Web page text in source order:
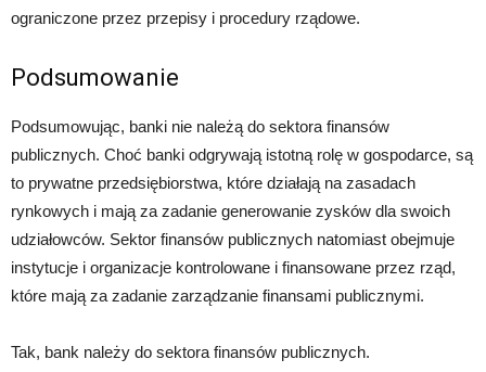
ograniczone przez przepisy i procedury rządowe.
Podsumowanie
Podsumowując, banki nie należą do sektora finansów
publicznych. Choć banki odgrywają istotną rolę w gospodarce, są
to prywatne przedsiębiorstwa, które działają na zasadach
rynkowych i mają za zadanie generowanie zysków dla swoich
udziałowców. Sektor finansów publicznych natomiast obejmuje
instytucje i organizacje kontrolowane i finansowane przez rząd,
które mają za zadanie zarządzanie finansami publicznymi.
Tak, bank należy do sektora finansów publicznych.